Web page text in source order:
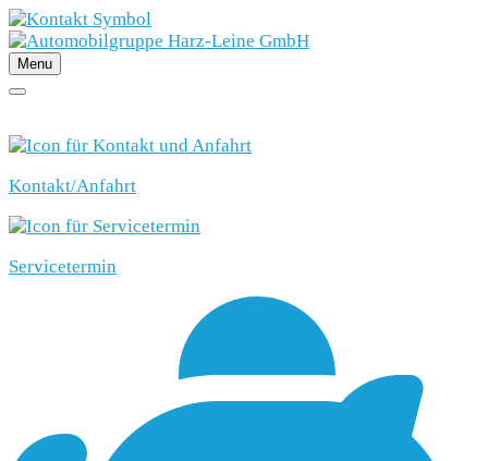
Menu
Kontakt/Anfahrt
Servicetermin